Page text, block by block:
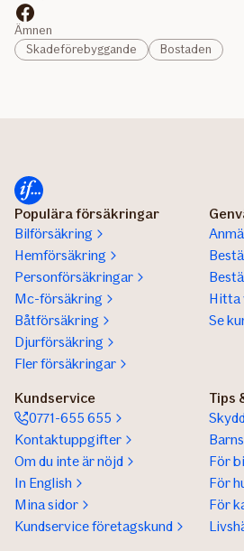
Ämnen
Skadeförebyggande
Bostaden
Populära försäkringar
Bilförsäkring
Hemförsäkring
Personförsäkringar
Mc-försäkring
Båtförsäkring
Djurförsäkring
Fler försäkringar
Hitta
Se
Kundservice
0771-655 655
Kontaktuppgifter
Om du inte är nöjd
In English
Mina sidor
Kundservice företagskund
Tips
För
För
För